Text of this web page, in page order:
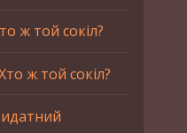
ж той сокіл?
ж той сокіл?